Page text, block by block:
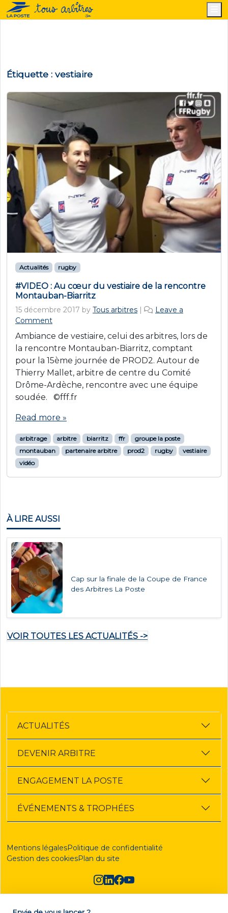
Étiquette : vestiaire
Actualités rugby
#VIDEO : Au cœur du vestiaire de la rencontre
Montauban-Biarritz
15 décembre 2017 by Tous arbitres |
Leave a
Comment
Ambiance de vestiaire, celui des arbitres, lors de
la rencontre Montauban-Biarritz, comptant
pour la 15ème journée de PROD2. Autour de
Thierry Mallet, arbitre de centre du Comité
Drôme-Ardèche, rencontre avec une équipe
soudée. ©fff.fr
Read more »
arbitrage arbitre biarritz ffr
groupe la poste
montauban
partenaire arbitre prod2 rugby
vestiaire
vidéo
À LIRE AUSSI
Cap sur la finale de la Coupe de France
des Arbitres La Poste
VOIR TOUTES LES ACTUALITÉS ->
ACTUALITÉS
DEVENIR ARBITRE
ENGAGEMENT LA POSTE
ÉVÉNEMENTS & TROPHÉES
Mentions légalesPolitique de confidentialité
Gestion des cookiesPlan du site